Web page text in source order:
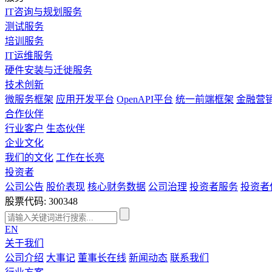
IT咨询与规划服务
测试服务
培训服务
IT运维服务
硬件安装与迁徙服务
技术创新
微服务框架 应用开发平台 OpenAPI平台 统一前端框架 金融营
合作伙伴
行业客户 生态伙伴
企业文化
我们的文化 工作在长亮
投资者
公司公告 股价表现 核心财务数据 公司治理 投资者服务 投资者
股票代码: 300348
EN
关于我们
公司介绍 大事记 董事长在线 新闻动态 联系我们